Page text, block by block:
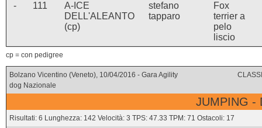
-
111
A-ICE
DELL'ALEANTO
(cp)
stefano
tapparo
Fox
terrier a
pelo
liscio
cp = con pedigree
Bolzano Vicentino (Veneto), 10/04/2016 - Gara Agility
dog Nazionale
JUMPING -
Risultati: 6 Lunghezza: 142 Velocità: 3 TPS: 47.33 TPM: 71 Ostacoli: 17